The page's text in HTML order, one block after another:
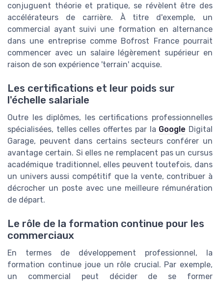
conjuguent théorie et pratique, se révèlent être des
accélérateurs de carrière. À titre d'exemple, un
commercial ayant suivi une formation en alternance
dans une entreprise comme Bofrost France pourrait
commencer avec un salaire légèrement supérieur en
raison de son expérience 'terrain' acquise.
Les certifications et leur poids sur
l'échelle salariale
Outre les diplômes, les certifications professionnelles
spécialisées, telles celles offertes par la Google Digital
Garage, peuvent dans certains secteurs conférer un
avantage certain. Si elles ne remplacent pas un cursus
académique traditionnel, elles peuvent toutefois, dans
un univers aussi compétitif que la vente, contribuer à
décrocher un poste avec une meilleure rémunération
de départ.
Le rôle de la formation continue pour les
commerciaux
En termes de développement professionnel, la
formation continue joue un rôle crucial. Par exemple,
un commercial peut décider de se former